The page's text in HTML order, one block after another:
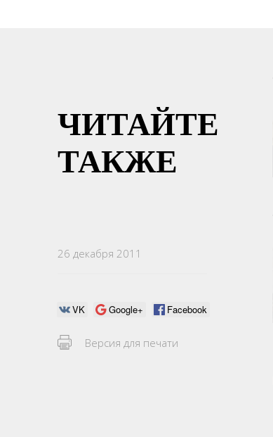
26 декабря 2011
VK Google+ Facebook
Версия для печати
ЧИТАЙТЕ
ТАКЖЕ